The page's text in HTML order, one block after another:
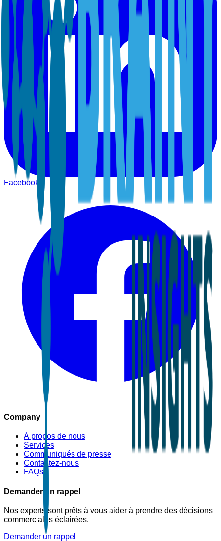
Facebook
Company
À propos de nous
Services
Communiqués de presse
Contactez-nous
FAQs
Demander un rappel
Nos experts sont prêts à vous aider à prendre des décisions
commerciales éclairées.
Demander un rappel